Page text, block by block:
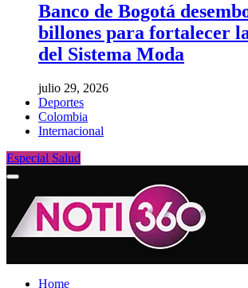
Banco de Bogotá
billones para fortalecer
del Sistema Moda
julio 29, 2026
Deportes
Colombia
Internacional
Especial Salud
Home